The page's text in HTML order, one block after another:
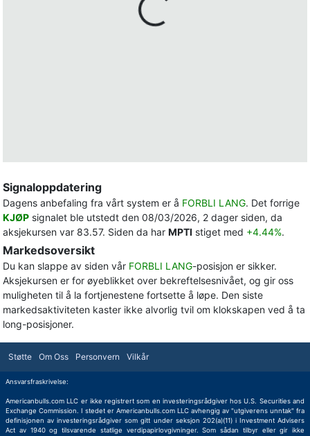
Signaloppdatering
Dagens anbefaling fra vårt system er å FORBLI LANG. Det forrige
KJØP signalet ble utstedt den 08/03/2026, 2 dager siden, da
aksjekursen var 83.57. Siden da har MPTI stiget med +4.44%.
Markedsoversikt
Du kan slappe av siden vår FORBLI LANG-posisjon er sikker.
Aksjekursen er for øyeblikket over bekreftelsesnivået, og gir oss
muligheten til å la fortjenestene fortsette å løpe. Den siste
markedsaktiviteten kaster ikke alvorlig tvil om klokskapen ved å ta
long-posisjoner.
Støtte Om Oss Personvern Vilkår
Ansvarsfraskrivelse:
Americanbulls.com LLC er ikke registrert som en investeringsrådgiver hos U.S. Securities and
Exchange Commission. I stedet er Americanbulls.com LLC avhengig av "utgiverens unntak" fra
definisjonen av investeringsrådgiver som gitt under seksjon 202(a)(11) i Investment Advisers
Act av 1940 og tilsvarende statlige verdipapirlovgivninger. Som sådan tilbyr eller gir ikke